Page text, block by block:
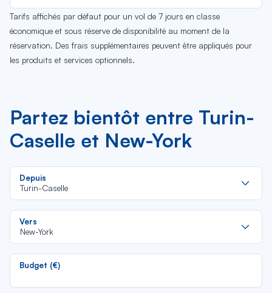
Tarifs affichés par défaut pour un vol de 7 jours en classe
économique et sous réserve de disponibilité au moment de la
réservation. Des frais supplémentaires peuvent être appliqués pour
les produits et services optionnels.
Partez bientôt entre Turin-
Caselle et New-York
Depuis
Turin-Caselle
Vers
New-York
Budget (€)